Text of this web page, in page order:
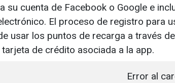
su cuenta de Facebook o Google e
El proceso de registro para
usar los puntos de recarga a través
tarjeta de crédito asociada a la app.
Error al